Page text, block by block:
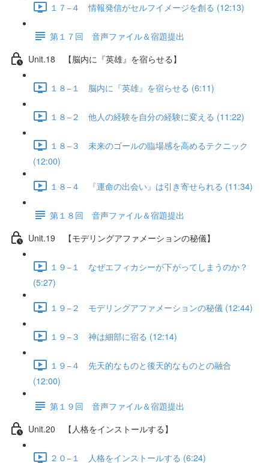
１７−４ 情報発信がセルフイメージを創る (12:13)
第１７回 音声ファイル＆宿題提出
Unit.18 【脳内に『英雄』を宿らせる】
１８−１ 脳内に『英雄』を宿らせる (6:11)
１８−２ 他人の経験を自分の経験に変える (11:22)
１８−３ 未来のゴールの臨場感を高めるテクニック
(12:00)
１８−４ 『運命の出会い』は引き寄せられる (11:34)
第１８回 音声ファイル＆宿題提出
Unit.19 【モデリングアファメーションの秘儀】
１９−１ なぜエフィカシーが下がってしまうのか？
(5:27)
１９−２ モデリングアファメーションの秘儀 (12:44)
１９−３ 神は細部に宿る (12:14)
１９−４ 先天的なものと後天的なものとの融合
(12:00)
第１９回 音声ファイル＆宿題提出
Unit.20 【人格をインストールする】
２０−１ 人格をインストールする (6:24)